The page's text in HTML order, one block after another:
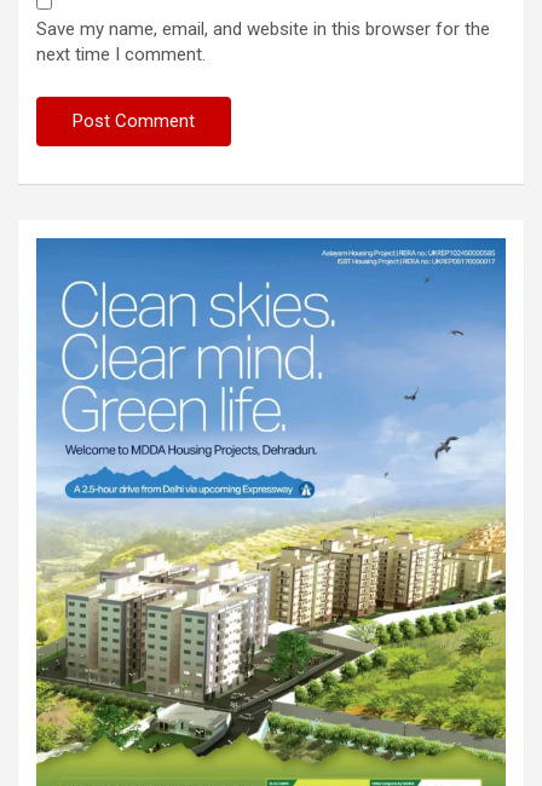
Save my name, email, and website in this browser for the
next time I comment.